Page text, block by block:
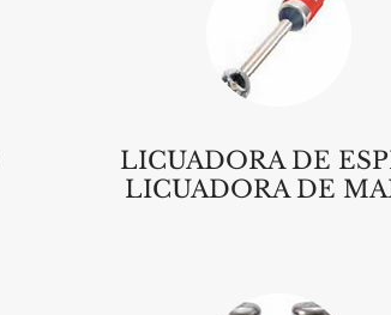
LICUADORA DE
LICUADORA DE